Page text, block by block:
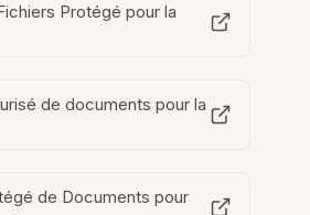
Protégé pour la
de documents pour la
de Documents pour